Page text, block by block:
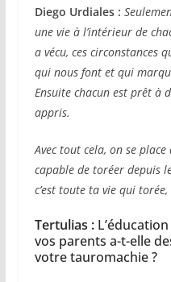
Diego Urdiales :
une vie à l’intérieur de
a vécu, ces circonstances
qui nous font et qui
Ensuite chacun est prêt à
appris.
Avec tout cela, on se
capable de toréer depuis
c’est toute ta vie qui
Tertulias :
vos parents a-t-elle
votre tauromachie ?